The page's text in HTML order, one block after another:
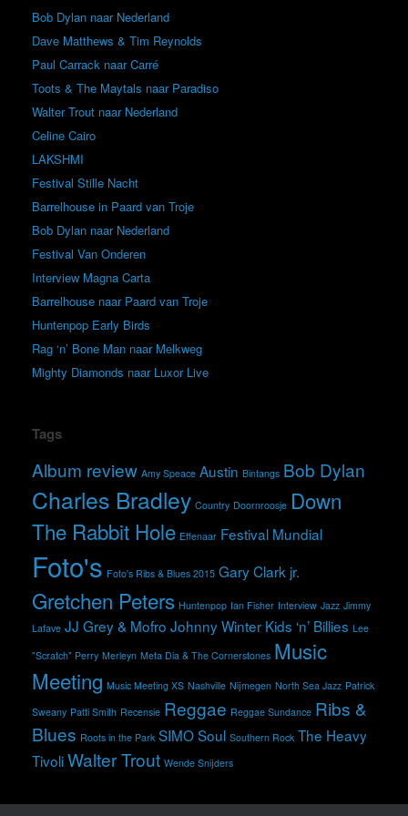
Bob Dylan naar Nederland
Dave Matthews & Tim Reynolds
Paul Carrack naar Carré
Toots & The Maytals naar Paradiso
Walter Trout naar Nederland
Celine Cairo
LAKSHMI
Festival Stille Nacht
Barrelhouse in Paard van Troje
Bob Dylan naar Nederland
Festival Van Onderen
Interview Magna Carta
Barrelhouse naar Paard van Troje
Huntenpop Early Birds
Rag ‘n’ Bone Man naar Melkweg
Mighty Diamonds naar Luxor Live
Tags
Album review Amy Speace Austin Bintangs Bob Dylan
Charles Bradley Country Doornroosje Down
The Rabbit Hole Effenaar Festival Mundial
Foto's Foto's Ribs & Blues 2015 Gary Clark jr.
Gretchen Peters Huntenpop Ian Fisher Interview Jazz Jimmy
Lafave JJ Grey & Mofro Johnny Winter Kids ‘n’ Billies Lee
"Scratch" Perry Merleyn Meta Dia & The Cornerstones Music
Meeting Music Meeting XS Nashville Nijmegen North Sea Jazz Patrick
Sweany Patti Smith Recensie Reggae Reggae Sundance Ribs &
Blues Roots in the Park SIMOSoul Southern Rock The Heavy
TivoliWalter Trout Wende Snijders